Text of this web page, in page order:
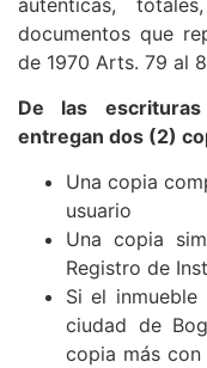
documentos que
de 1970 Arts. 79 al
De las
entregan dos (2)
Una copia
usuario
Una copia
Registro de
Si el
ciudad de
copia más